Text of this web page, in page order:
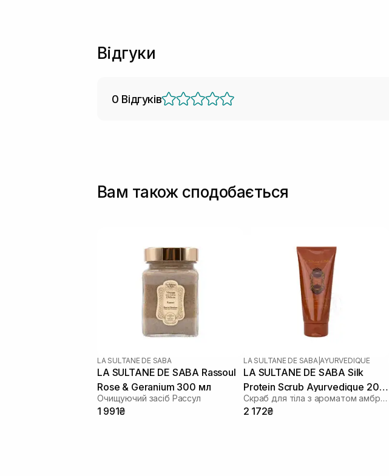
Відгуки
0 Відгуків
Вам також сподобається
LA SULTANE DE SABA
LA SULTANE DE SABA Rassoul
Rose & Geranium 300 мл
Очищуючий засіб Рассул
1 991₴
LA SULTANE DE SABA|AYURVEDIQUE
LA SULTANE DE SABA Silk
Protein Scrub Ayurvedique 200
мл
Скраб для тіла з ароматом амбри, ванілі та пачулі
2 172₴